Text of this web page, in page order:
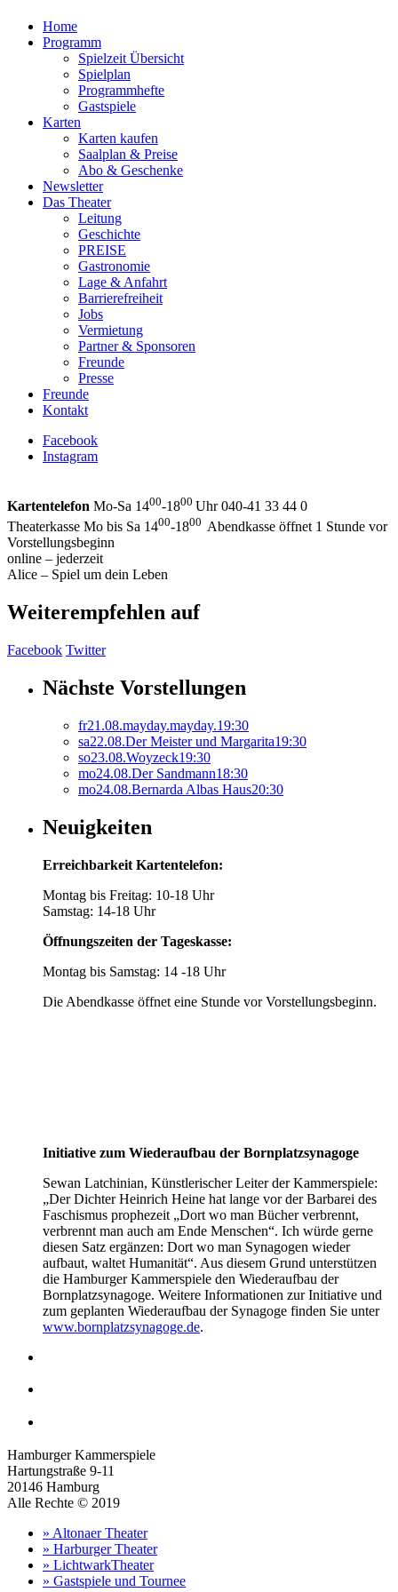
Home
Programm
Spielzeit Übersicht
Spielplan
Programmhefte
Gastspiele
Karten
Karten kaufen
Saalplan & Preise
Abo & Geschenke
Newsletter
Das Theater
Leitung
Geschichte
PREISE
Gastronomie
Lage & Anfahrt
Barrierefreiheit
Jobs
Vermietung
Partner & Sponsoren
Freunde
Presse
Freunde
Kontakt
Facebook
Instagram
Kartentelefon Mo-Sa 1400-1800 Uhr 040-41 33 44 0
Theaterkasse Mo bis Sa 1400-1800 Abendkasse öffnet 1 Stunde vor
Vorstellungsbeginn
online – jederzeit
Alice – Spiel um dein Leben
Weiterempfehlen auf
Facebook Twitter
Nächste Vorstellungen
fr21.08.mayday.mayday.19:30
sa22.08.Der Meister und Margarita19:30
so23.08.Woyzeck19:30
mo24.08.Der Sandmann18:30
mo24.08.Bernarda Albas Haus20:30
Neuigkeiten
Erreichbarkeit Kartentelefon:
Montag bis Freitag: 10-18 Uhr
Samstag: 14-18 Uhr
Öffnungszeiten der Tageskasse:
Montag bis Samstag: 14 -18 Uhr
Die Abendkasse öffnet eine Stunde vor Vorstellungsbeginn.
Initiative zum Wiederaufbau der Bornplatzsynagoge
Sewan Latchinian, Künstlerischer Leiter der Kammerspiele:
„Der Dichter Heinrich Heine hat lange vor der Barbarei des
Faschismus prophezeit „Dort wo man Bücher verbrennt,
verbrennt man auch am Ende Menschen“. Ich würde gerne
diesen Satz ergänzen: Dort wo man Synagogen wieder
aufbaut, waltet Humanität“. Aus diesem Grund unterstützen
die Hamburger Kammerspiele den Wiederaufbau der
Bornplatzsynagoge. Weitere Informationen zur Initiative und
zum geplanten Wiederaufbau der Synagoge finden Sie unter
www.bornplatzsynagoge.de.
Hamburger Kammerspiele
Hartungstraße 9-11
20146 Hamburg
Alle Rechte © 2019
» Altonaer Theater
» Harburger Theater
» LichtwarkTheater
» Gastspiele und Tournee